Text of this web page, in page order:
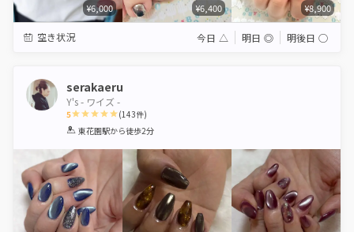
¥6,000 ¥6,400 ¥8,900
空き状況 今日 △ 明日 ◎ 明後日 ◯
serakaeru
Y's - ワイズ -
5
1 2 3 4 5
(143件)
東花園駅から徒歩2分